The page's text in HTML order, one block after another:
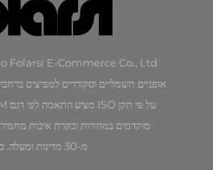
אופניים חשמליים וסקוררים למפיצים
מוקדמים במהירות ובקרת איכות
מ-30 מדינות ומעלה. בקשו הצעת מחיר עוד היום.